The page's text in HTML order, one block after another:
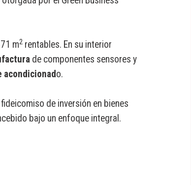
m2rentables. En su interior
de componentes sensores y
acondicionado.
de inversión en bienes
bajo un enfoque integral.